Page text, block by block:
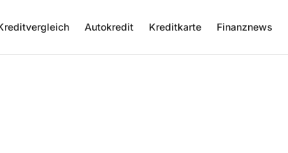
Autokredit Kreditkarte Finanznews